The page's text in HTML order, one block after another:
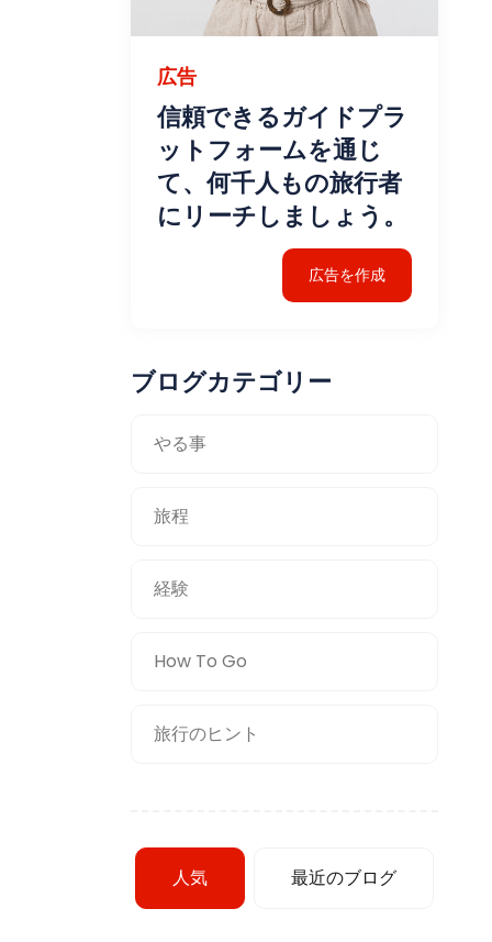
広告
信頼できるガイドプラ
ットフォームを通じ
て、何千人もの旅行者
にリーチしましょう。
広告を作成
ブログカテゴリー
やる事
旅程
経験
How To Go
旅行のヒント
人気 最近のブログ